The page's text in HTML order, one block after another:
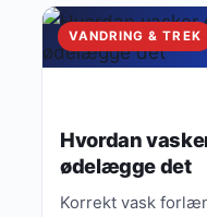
VANDRING & TREK
Hvordan
ødelægge det
Korrekt vask